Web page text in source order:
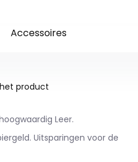
Accessoires
product
Leer.
Uitsparingen voor de